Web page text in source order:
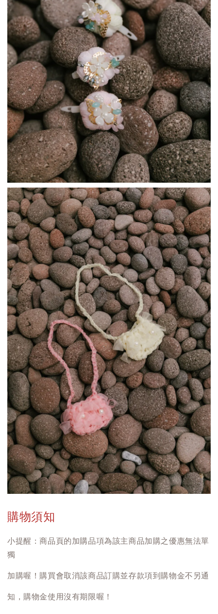
購物須知
小提醒：商品頁的加購品項為該主商品加購之優惠無法單
獨
加購喔！購買會取消該商品訂購並存款項到購物金不另通
知，購物金使用沒有期限喔！